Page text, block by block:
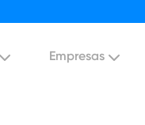
Empresas